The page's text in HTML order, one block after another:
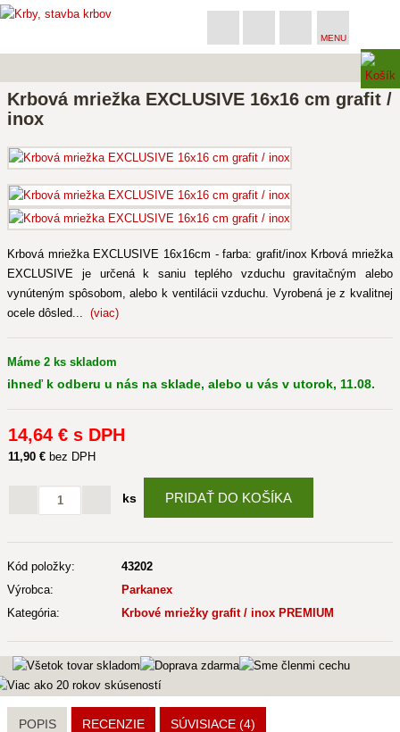
MENU
Krbová mriežka EXCLUSIVE 16x16 cm grafit /
inox
Krbová mriežka EXCLUSIVE 16x16cm - farba: grafit/inox Krbová mriežka
EXCLUSIVE je určená k saniu teplého vzduchu gravitačným alebo
vynúteným spôsobom, alebo k ventilácii vzduchu. Vyrobená je z kvalitnej
ocele dôsled... (viac)
Máme 2 ks skladom
ihneď k odberu u nás na sklade, alebo u vás v utorok, 11.08.
14,64 € s DPH
11,90 € bez DPH
ks PRIDAŤ DO KOŠÍKA
Kód položky:
43202
Výrobca:
Parkanex
Kategória:
Krbové mriežky grafit / inox PREMIUM
POPIS RECENZIE SÚVISIACE (4)